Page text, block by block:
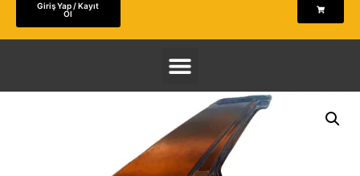
Giriş Yap / Kayıt
Ol